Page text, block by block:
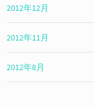
2012年12月
2012年11月
2012年8月